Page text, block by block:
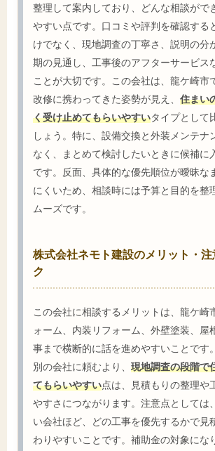
整理して案内しており、どんな相談がで
やすい点です。口コミや評判を確認する
けでなく、現地調査の丁寧さ、説明の分
期の見通し、工事後のアフターサービス
ことが大切です。この会社は、龍ケ崎市
改修に携わってきた姿勢が見え、 住まい
く受け止めてもらいやすいタイプとして
しょう。特に、設備交換と外装メンテナ
なく、まとめて検討したいときに候補に
です。反面、具体的な優先順位が曖昧な
にくいため、相談時には予算と目的を整
ムーズです。
株式会社ネモト建設のメリット・注
ク
この会社に相談するメリットは、龍ケ崎
ォーム、内装リフォーム、外壁塗装、屋
事まで横断的に話を進めやすいことです
別の会社に頼むより、 現地調査の段階で
てもらいやすい点は、見積もりの整理や
やすさにつながります。注意点としては
い会社ほど、どの工事を優先するかで見
わりやすいことです。補助金の対象にな